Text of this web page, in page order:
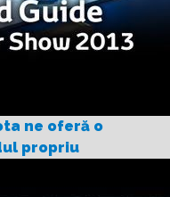
ne oferă o
propriu